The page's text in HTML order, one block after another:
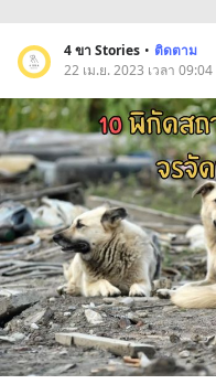
4 ขา Stories • ติดตาม
22 เม.ย. 2023 เวลา 09:04